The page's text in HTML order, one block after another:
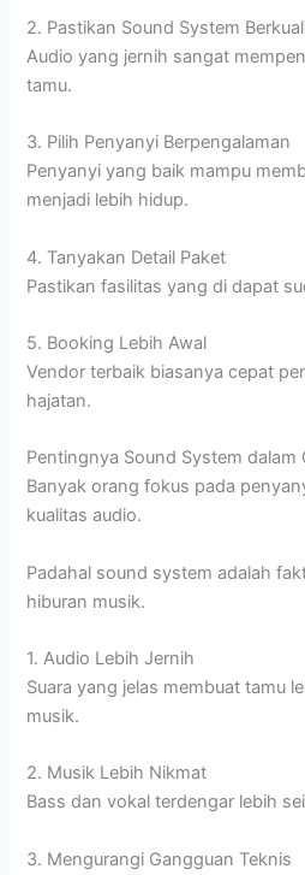
2. Pastikan Sound System
Audio yang jernih sangat
tamu.
3. Pilih Penyanyi Berpengalaman
Penyanyi yang baik mampu
menjadi lebih hidup.
4. Tanyakan Detail Paket
Pastikan fasilitas yang di dapat
5. Booking Lebih Awal
Vendor terbaik biasanya cepat
hajatan.
Pentingnya Sound System dalam
Banyak orang fokus pada
kualitas audio.
Padahal sound system adalah
hiburan musik.
1. Audio Lebih Jernih
Suara yang jelas membuat tamu
musik.
2. Musik Lebih Nikmat
Bass dan vokal terdengar lebih
3. Mengurangi Gangguan Teknis